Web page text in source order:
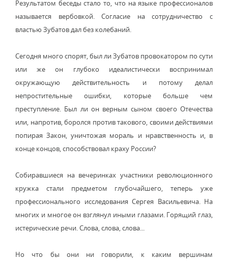
Результатом беседы стало то, что на языке профессионалов
называется вербовкой. Согласие на сотрудничество с
властью Зубатов дал без колебаний.
Сегодня много спорят, был ли Зубатов провокатором по сути
или же он глубоко идеалистически воспринимал
окружающую действительность и потому делал
непростительные ошибки, которые больше чем
преступление. Был ли он верным сыном своего Отечества
или, напротив, боролся против такового, своими действиями
попирая Закон, уничтожая мораль и нравственность и, в
конце концов, способствовал краху России?
Собиравшиеся на вечеринках участники революционного
кружка стали предметом глубочайшего, теперь уже
профессионального исследования Сергея Васильевича. На
многих и многое он взглянул иными глазами. Горящий глаз,
истерические речи. Слова, слова, слова...
Но что бы они ни говорили, к каким вершинам